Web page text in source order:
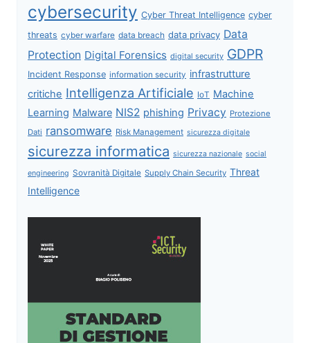
cybersecurity Cyber Threat Intelligence cyber
threats cyber warfare data breach data privacy Data
Protection Digital Forensics digital security GDPR
Incident Response information security infrastrutture
critiche Intelligenza Artificiale IoT Machine
Learning Malware NIS2 phishing Privacy Protezione
Dati ransomware Risk Management sicurezza digitale
sicurezza informatica sicurezza nazionale social
engineering Sovranità Digitale Supply Chain Security Threat
Intelligence